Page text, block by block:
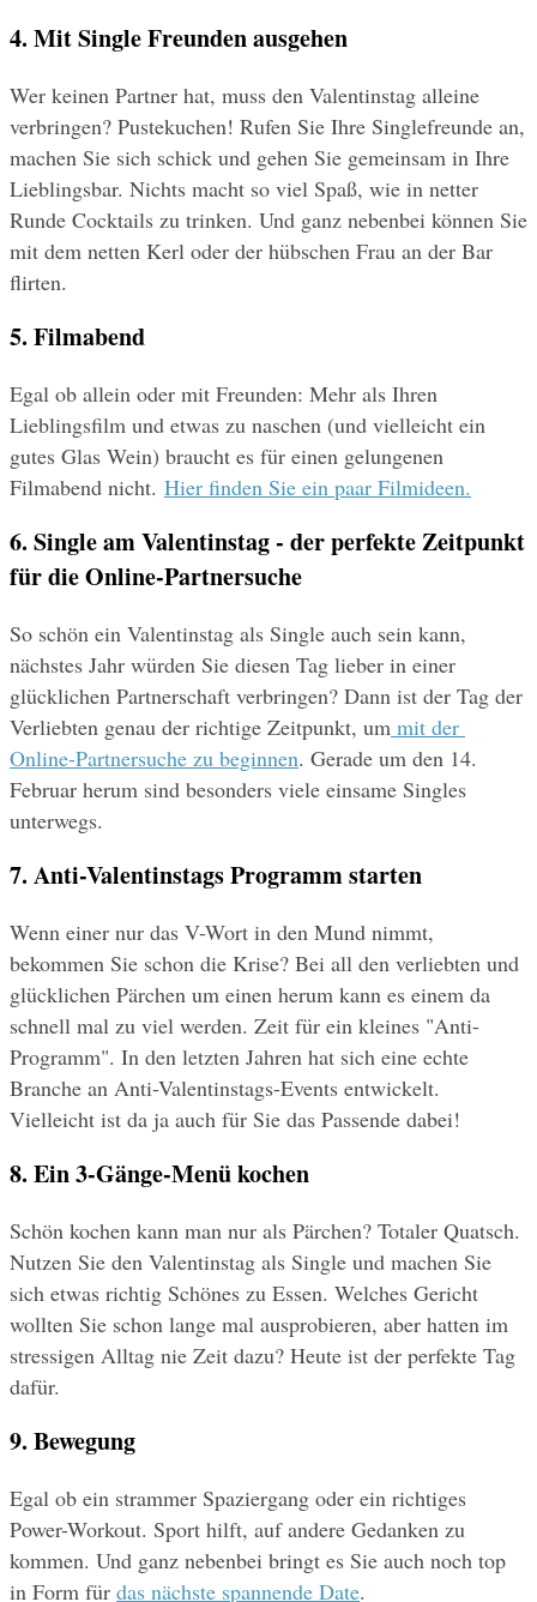
4. Mit Single Freunden ausgehen
Wer keinen Partner hat, muss den Valentinstag alleine
verbringen? Pustekuchen! Rufen Sie Ihre Singlefreunde an,
machen Sie sich schick und gehen Sie gemeinsam in Ihre
Lieblingsbar. Nichts macht so viel Spaß, wie in netter
Runde Cocktails zu trinken. Und ganz nebenbei können Sie
mit dem netten Kerl oder der hübschen Frau an der Bar
flirten.
5. Filmabend
Egal ob allein oder mit Freunden: Mehr als Ihren
Lieblingsfilm und etwas zu naschen (und vielleicht ein
gutes Glas Wein) braucht es für einen gelungenen
Filmabend nicht. Hier finden Sie ein paar Filmideen.
6. Single am Valentinstag - der perfekte Zeitpunkt
für die Online-Partnersuche
So schön ein Valentinstag als Single auch sein kann,
nächstes Jahr würden Sie diesen Tag lieber in einer
glücklichen Partnerschaft verbringen? Dann ist der Tag der
Verliebten genau der richtige Zeitpunkt, um mit der
Online-Partnersuche zu beginnen. Gerade um den 14.
Februar herum sind besonders viele einsame Singles
unterwegs.
7. Anti-Valentinstags Programm starten
Wenn einer nur das V-Wort in den Mund nimmt,
bekommen Sie schon die Krise? Bei all den verliebten und
glücklichen Pärchen um einen herum kann es einem da
schnell mal zu viel werden. Zeit für ein kleines "Anti-
Programm". In den letzten Jahren hat sich eine echte
Branche an Anti-Valentinstags-Events entwickelt.
Vielleicht ist da ja auch für Sie das Passende dabei!
8. Ein 3-Gänge-Menü kochen
Schön kochen kann man nur als Pärchen? Totaler Quatsch.
Nutzen Sie den Valentinstag als Single und machen Sie
sich etwas richtig Schönes zu Essen. Welches Gericht
wollten Sie schon lange mal ausprobieren, aber hatten im
stressigen Alltag nie Zeit dazu? Heute ist der perfekte Tag
dafür.
9. Bewegung
Egal ob ein strammer Spaziergang oder ein richtiges
Power-Workout. Sport hilft, auf andere Gedanken zu
kommen. Und ganz nebenbei bringt es Sie auch noch top
in Form für das nächste spannende Date.